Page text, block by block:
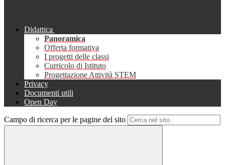
Didattica
Panoramica
Offerta formativa
I progetti delle classi
Curricolo di Istituto
Progettazione Attività STEM
Privacy
Documenti utili
Open Day
Campo di ricerca per le pagine del sito